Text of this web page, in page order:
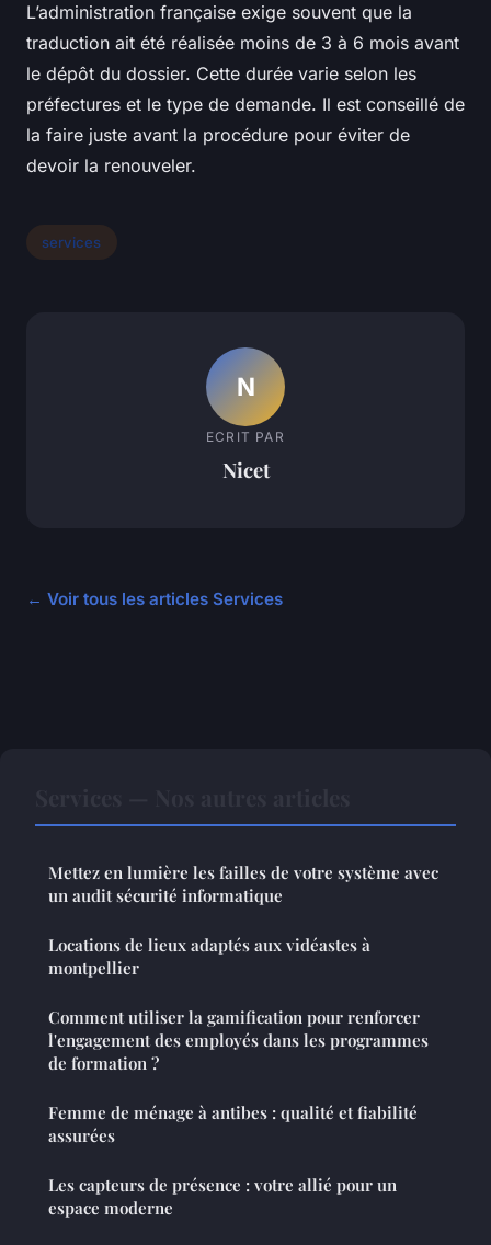
L’administration française exige souvent que la
traduction ait été réalisée moins de 3 à 6 mois avant
le dépôt du dossier. Cette durée varie selon les
préfectures et le type de demande. Il est conseillé de
la faire juste avant la procédure pour éviter de
devoir la renouveler.
services
N
ECRIT PAR
Nicet
← Voir tous les articles Services
Mettez en lumière les failles de votre système avec
un audit sécurité informatique
Locations de lieux adaptés aux vidéastes à
montpellier
Comment utiliser la gamification pour renforcer
l'engagement des employés dans les programmes
de formation ?
Femme de ménage à antibes : qualité et fiabilité
assurées
Les capteurs de présence : votre allié pour un
espace moderne